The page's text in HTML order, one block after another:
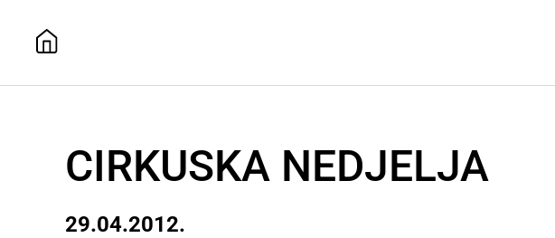
CIRKUSKA NEDJELJA
29.04.2012.